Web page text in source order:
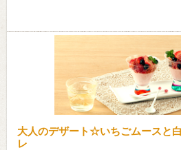
大人のデザート☆いちごムースと
レ